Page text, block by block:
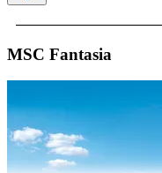
MSC Fantasia